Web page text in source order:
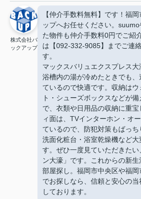
株式会社バ
ックアップ
【仲介手数料無料】です！福
ップへお任せください。
た物件も仲介手数料0円でご紹
は【092-332-9085】までご連
す。
マックスバリュエクスプレス大
浴槽内の湯が冷めたときでも
ているので快適です。収納は
ト・シューズボックスなどが
で、衣類や日用品の収納に重
ィ面は、TVインターホン・オ
ているので、防犯対策もばっ
洗面化粧台・浴室乾燥機など大
す。ぜひ一度見ていただきた
ン大濠」です。これからの新
部屋探し。福岡市中央区や福
でお探しなら、信頼と安心の
しております。